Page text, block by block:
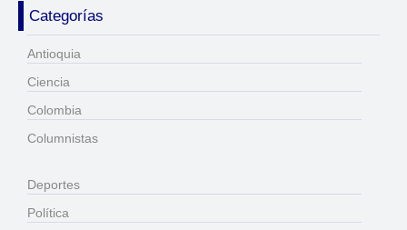
Categorías
Antioquia
Ciencia
Colombia
Columnistas
Deportes
Política